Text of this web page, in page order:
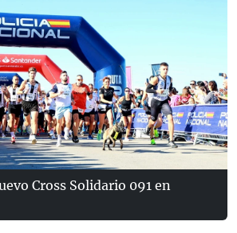
Cross Solidario 091 en